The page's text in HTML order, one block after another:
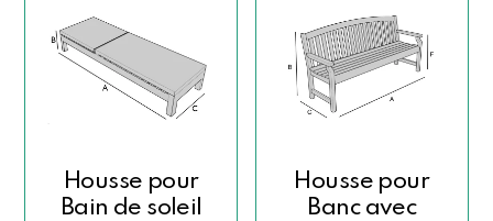
Housse pour
Bain de soleil
Housse pour
Banc avec